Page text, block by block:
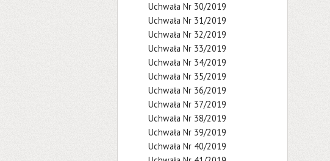
Uchwała Nr 30/2019
Uchwała Nr 31/2019
Uchwała Nr 32/2019
Uchwała Nr 33/2019
Uchwała Nr 34/2019
Uchwała Nr 35/2019
Uchwała Nr 36/2019
Uchwała Nr 37/2019
Uchwała Nr 38/2019
Uchwała Nr 39/2019
Uchwała Nr 40/2019